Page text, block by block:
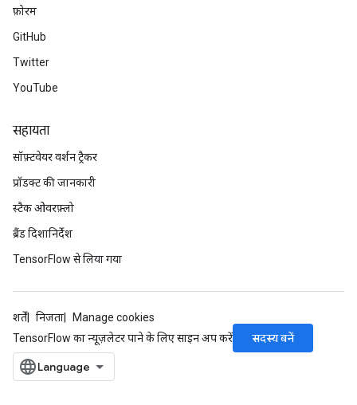
फ़ोरम
GitHub
Twitter
YouTube
सहायता
सॉफ़्टवेयर वर्शन ट्रैकर
प्रॉडक्ट की जानकारी
स्टैक ओवरफ़्लो
ब्रैंड दिशानिर्देश
TensorFlow से लिया गया
शर्तें निजता
Manage cookies
TensorFlow का न्यूज़लेटर पाने के लिए साइन अप करें
सदस्य बनें